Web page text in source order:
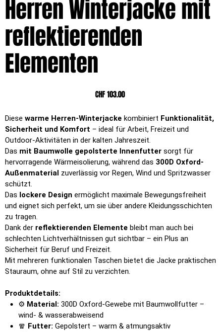
Herren Winterjacke mit
reflektierenden
Elementen
Preis
CHF 103.00
Diese warme Herren-Winterjacke kombiniert Funktionalität,
Sicherheit und Komfort – ideal für Arbeit, Freizeit und
Outdoor-Aktivitäten in der kalten Jahreszeit.
Das mit Baumwolle gepolsterte Innenfutter sorgt für
hervorragende Wärmeisolierung, während das 300D Oxford-
Außenmaterial zuverlässig vor Regen, Wind und Spritzwasser
schützt.
Das lockere Design ermöglicht maximale Bewegungsfreiheit
und eignet sich perfekt, um sie über andere Kleidungsschichten
zu tragen.
Dank der reflektierenden Elemente bleibt man auch bei
schlechten Lichtverhältnissen gut sichtbar – ein Plus an
Sicherheit für Beruf und Freizeit.
Mit mehreren funktionalen Taschen bietet die Jacke praktischen
Stauraum, ohne auf Stil zu verzichten.
Produktdetails:
⚙️ Material: 300D Oxford-Gewebe mit Baumwollfutter –
wind- & wasserabweisend
🧣 Futter: Gepolstert – warm & atmungsaktiv